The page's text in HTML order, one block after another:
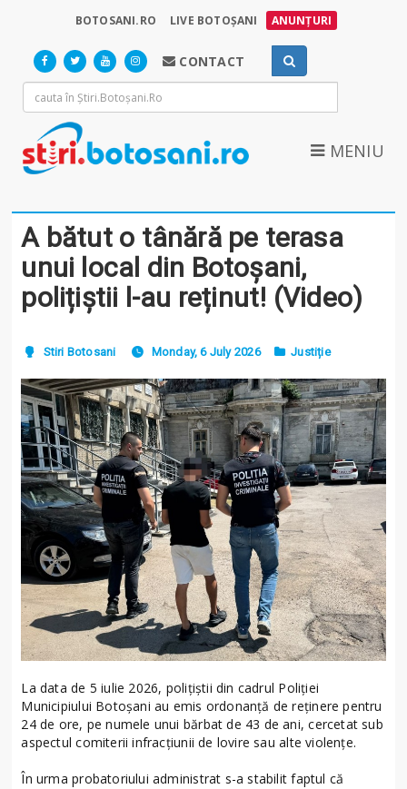
BOTOSANI.RO LIVE BOTOȘANI ANUNȚURI
CONTACT
MENIU
A bătut o tânără pe terasa
unui local din Botoșani,
polițiștii l-au reținut! (Video)
Stiri Botosani Monday, 6 July 2026 Justiție
La data de 5 iulie 2026, polițiștii din cadrul Poliției
Municipiului Botoșani au emis ordonanță de reținere pentru
24 de ore, pe numele unui bărbat de 43 de ani, cercetat sub
aspectul comiterii infracțiunii de lovire sau alte violențe.
În urma probatoriului administrat s-a stabilit faptul că